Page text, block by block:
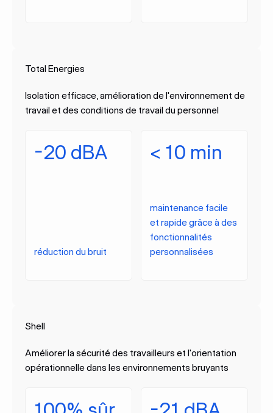
Total Energies
Isolation efficace, amélioration de l'environnement de
travail et des conditions de travail du personnel
-20 dBA
réduction du bruit
< 10 min
maintenance facile
et rapide grâce à des
fonctionnalités
personnalisées
Shell
Améliorer la sécurité des travailleurs et l'orientation
opérationnelle dans les environnements bruyants